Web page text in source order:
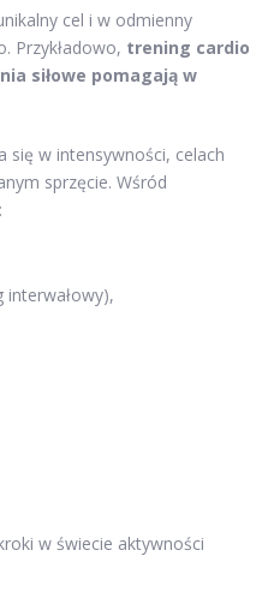
cel i w odmienny
Przykładowo, trening cardio
siłowe pomagają w
się w intensywności, celach
sprzęcie. Wśród
interwałowy),
w świecie aktywności